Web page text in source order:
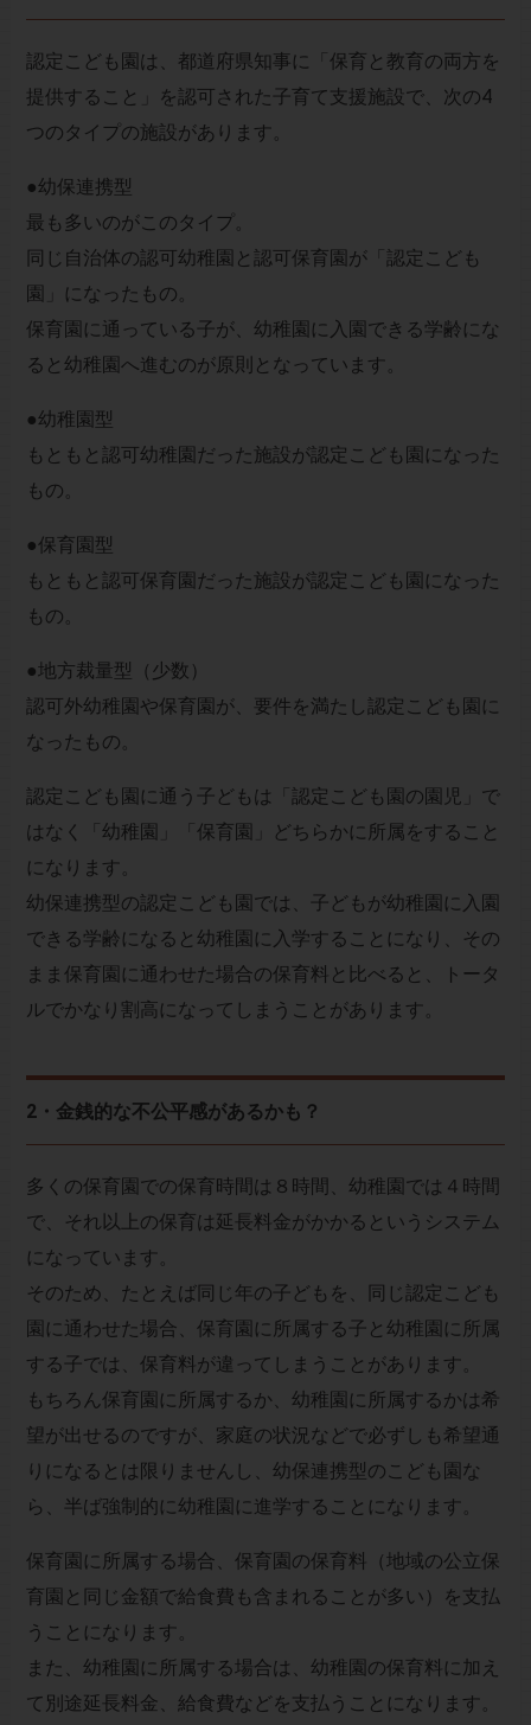
認定こども園は、都道府県知事に「保育と教育の両方を
提供すること」を認可された子育て支援施設で、次の4
つのタイプの施設があります。
●幼保連携型
最も多いのがこのタイプ。
同じ自治体の認可幼稚園と認可保育園が「認定こども
園」になったもの。
保育園に通っている子が、幼稚園に入園できる学齢にな
ると幼稚園へ進むのが原則となっています。
●幼稚園型
もともと認可幼稚園だった施設が認定こども園になった
もの。
●保育園型
もともと認可保育園だった施設が認定こども園になった
もの。
●地方裁量型（少数）
認可外幼稚園や保育園が、要件を満たし認定こども園に
なったもの。
認定こども園に通う子どもは「認定こども園の園児」で
はなく「幼稚園」「保育園」どちらかに所属をすること
になります。
幼保連携型の認定こども園では、子どもが幼稚園に入園
できる学齢になると幼稚園に入学することになり、その
まま保育園に通わせた場合の保育料と比べると、トータ
ルでかなり割高になってしまうことがあります。
2・金銭的な不公平感があるかも？
多くの保育園での保育時間は８時間、幼稚園では４時間
で、それ以上の保育は延長料金がかかるというシステム
になっています。
そのため、たとえば同じ年の子どもを、同じ認定こども
園に通わせた場合、保育園に所属する子と幼稚園に所属
する子では、保育料が違ってしまうことがあります。
もちろん保育園に所属するか、幼稚園に所属するかは希
望が出せるのですが、家庭の状況などで必ずしも希望通
りになるとは限りませんし、幼保連携型のこども園な
ら、半ば強制的に幼稚園に進学することになります。
保育園に所属する場合、保育園の保育料（地域の公立保
育園と同じ金額で給食費も含まれることが多い）を支払
うことになります。
また、幼稚園に所属する場合は、幼稚園の保育料に加え
て別途延長料金、給食費などを支払うことになります。